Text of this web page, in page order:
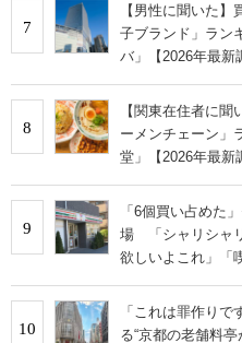
7
【男性に聞いた
子ブランド」ラン
バ」【2026年最新
8
【関東在住者に
ーメンチェーン
堂」【2026年最新
9
「6個買い占めた
場 「シャリシャ
欲しいよこれ」「
10
「これは罪作り
る“京都の老舗料